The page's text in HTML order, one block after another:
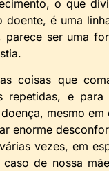
o que
doente, é uma
parece ser uma
coisas que
repetidas, e para
mesmo em
enorme
vezes, em
de nossa